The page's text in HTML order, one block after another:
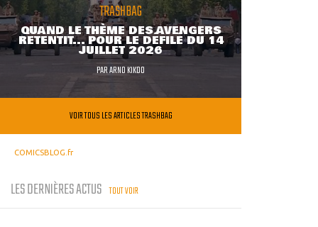
TRASHBAG
QUAND LE THÈME DES AVENGERS
RETENTIT... POUR LE DÉFILÉ DU 14
JUILLET 2026
PARARNO KIKOO
VOIR TOUS LES ARTICLES TRASHBAG
COMICSBLOG.fr
LES DERNIÈRES ACTUS TOUT VOIR